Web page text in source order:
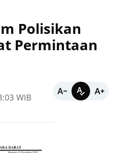
Polisikan
Permintaan
WIB